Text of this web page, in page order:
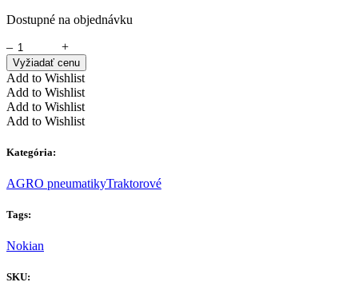
Dostupné na objednávku
–
+
Vyžiadať cenu
Add to Wishlist
Add to Wishlist
Add to Wishlist
Add to Wishlist
Kategória:
AGRO pneumatikyTraktorové
Tags:
Nokian
SKU: